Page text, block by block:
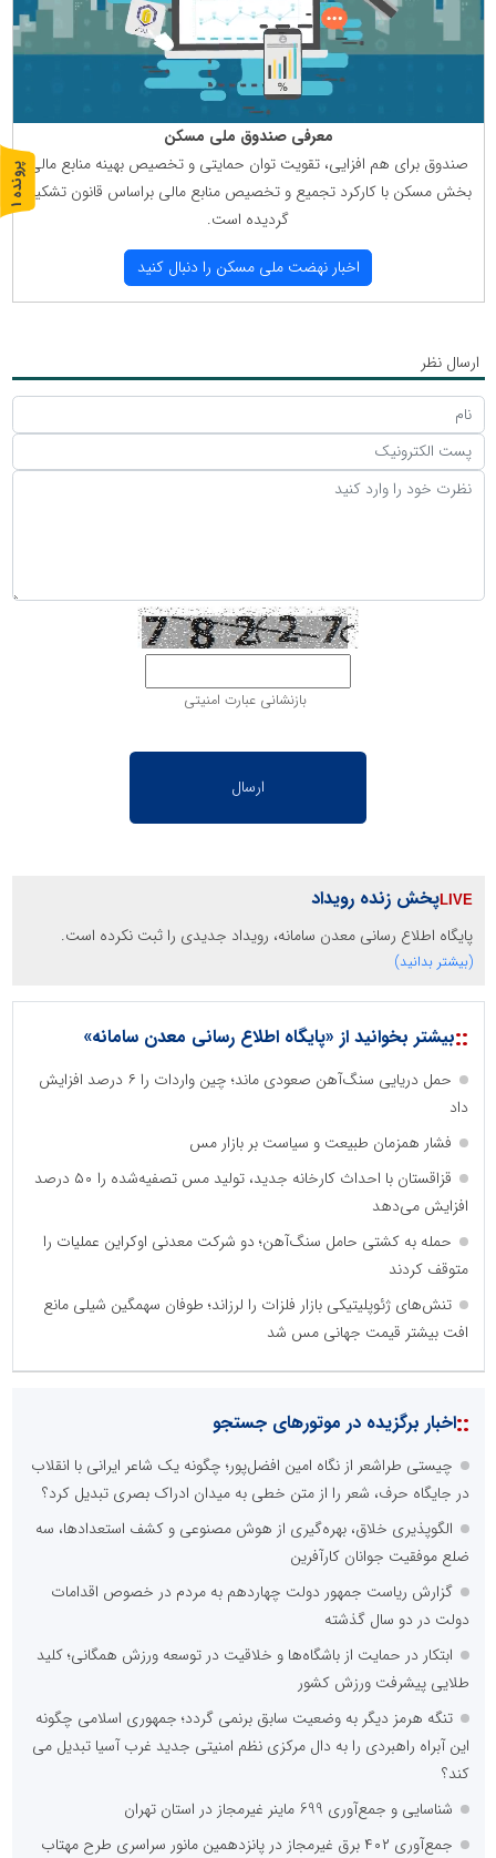
معرفی صندوق ملی مسكن
صندوق برای هم افزایی، تقویت توان حمایتی و تخصیص بهینه منابع مالی
بخش مسكن با كاركرد تجمیع و تخصیص منابع مالی براساس قانون تشكیل
گردیده است.
اخبار نهضت ملی مسكن را دنبال كنید
ارسال نظر
بازنشانی عبارت امنیتی
پخش زنده رویداد
پایگاه اطلاع رسانی معدن سامانه، رویداد جدیدی را ثبت نکرده است.
(بیشتر بدانید)
::بیشتر بخوانید از «پایگاه اطلاع رسانی معدن سامانه»
حمل دریایی سنگ‌آهن صعودی ماند؛ چین واردات را ۶ درصد افزایش
داد
فشار همزمان طبیعت و سیاست بر بازار مس
قزاقستان با احداث کارخانه جدید، تولید مس تصفیه‌شده را ۵۰ درصد
افزایش می‌دهد
حمله به کشتی حامل سنگ‌آهن؛ دو شرکت معدنی اوکراین عملیات را
متوقف کردند
تنش‌های ژئوپلیتیکی بازار فلزات را لرزاند؛ طوفان سهمگین شیلی مانع
افت بیشتر قیمت جهانی مس شد
::اخبار برگزیده در موتورهای جستجو
چیستی طراشعر از نگاه امین افضل‌پور؛ چگونه یک شاعر ایرانی با انقلاب
در جایگاه حرف، شعر را از متن خطی به میدان ادراک بصری تبدیل کرد؟
الگوپذیری خلاق، بهره‌گیری از هوش مصنوعی و کشف استعدادها، سه
ضلع موفقیت جوانان کارآفرین
گزارش ریاست جمهور دولت چهاردهم به مردم در خصوص اقدامات
دولت در دو سال گذشته
ابتکار در حمایت از باشگاه‌ها و خلاقیت در توسعه ورزش همگانی؛ کلید
طلایی پیشرفت ورزش کشور
تنگه هرمز دیگر به وضعیت سابق برنمی گردد؛ جمهوری اسلامی چگونه
این آبراه راهبردی را به دال مرکزی نظم امنیتی جدید غرب آسیا تبدیل می
کند؟
شناسایی و جمع‌آوری 699 ماینر غیرمجاز در استان تهران
جمع‌آوری ۴۰۲ برق غیرمجاز در پانزدهمین مانور سراسری طرح مهتاب
پ
ر
و
ن
د
ه
1